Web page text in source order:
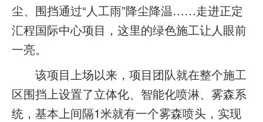
尘、围挡通过“人工雨”降尘降温……走进正定
汇程国际中心项目，这里的绿色施工让人眼前
一亮。
该项目上场以来，项目团队就在整个施工
区围挡上设置了立体化、智能化喷淋、雾森系
统，基本上间隔1米就有一个雾森喷头，实现